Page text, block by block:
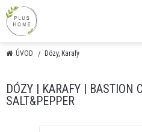
ÚVOD Dózy, Karafy
DÓZY | KARAFY | BASTION
SALT&PEPPER